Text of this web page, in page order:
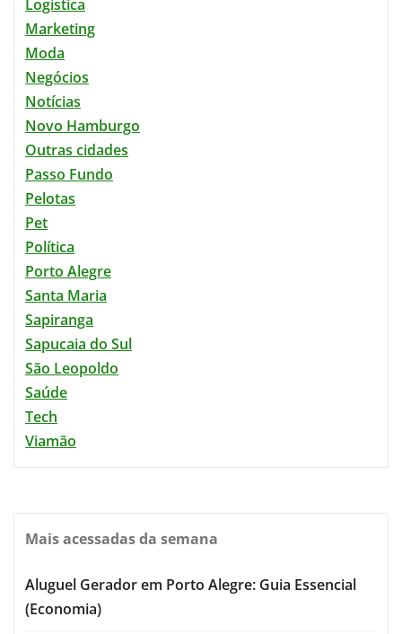
Logística
Marketing
Moda
Negócios
Notícias
Novo Hamburgo
Outras cidades
Passo Fundo
Pelotas
Pet
Política
Porto Alegre
Santa Maria
Sapiranga
Sapucaia do Sul
São Leopoldo
Saúde
Tech
Viamão
Mais acessadas da semana
Aluguel Gerador em Porto Alegre: Guia Essencial
(Economia)